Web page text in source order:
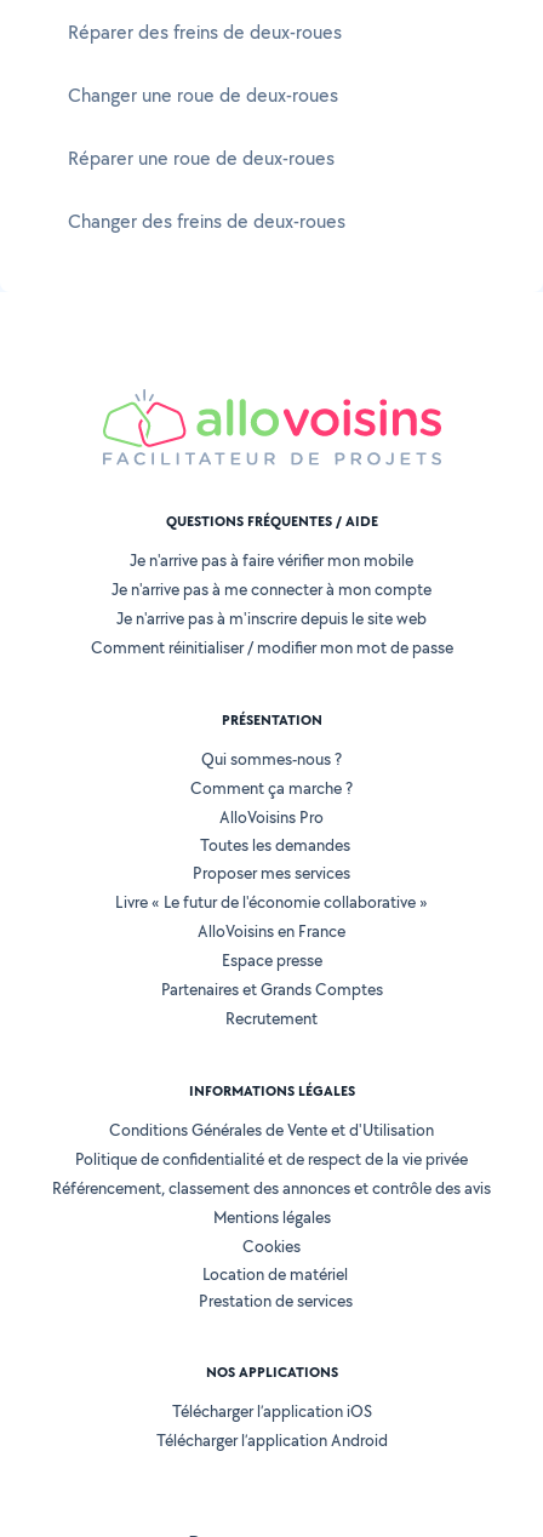
Réparer des freins de deux-roues
Changer une roue de deux-roues
Réparer une roue de deux-roues
Changer des freins de deux-roues
QUESTIONS FRÉQUENTES / AIDE
Je n'arrive pas à faire vérifier mon mobile
Je n'arrive pas à me connecter à mon compte
Je n'arrive pas à m'inscrire depuis le site web
Comment réinitialiser / modifier mon mot de passe
PRÉSENTATION
Qui sommes-nous ?
Comment ça marche ?
AlloVoisins Pro
Toutes les demandes
Proposer mes services
Livre « Le futur de l'économie collaborative »
AlloVoisins en France
Espace presse
Partenaires et Grands Comptes
Recrutement
INFORMATIONS LÉGALES
Conditions Générales de Vente et d'Utilisation
Politique de confidentialité et de respect de la vie privée
Référencement, classement des annonces et contrôle des avis
Mentions légales
Cookies
Location de matériel
Prestation de services
NOS APPLICATIONS
Télécharger l’application iOS
Télécharger l’application Android